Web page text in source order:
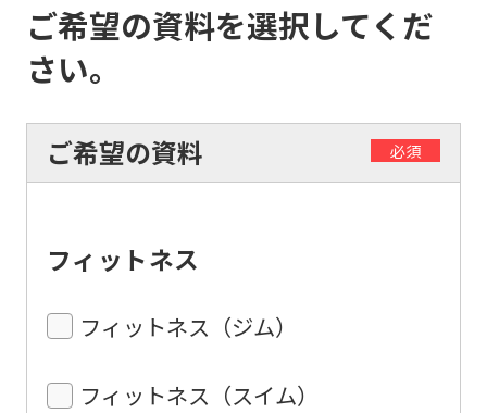
ご希望の資料を選択してくだ
さい。
ご希望の資料 必須
フィットネス
フィットネス（ジム）
フィットネス（スイム）